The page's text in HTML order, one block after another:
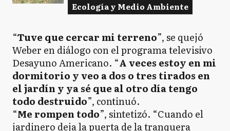
Ecología y Medio Ambiente
“Tuve que cercar mi terreno”, se quejó
Weber en diálogo con el programa televisivo
Desayuno Americano. “A veces estoy en mi
dormitorio y veo a dos o tres tirados en
el jardín y ya sé que al otro día tengo
todo destruido”, continuó.
“Me rompen todo”, sintetizó. “Cuando el
jardinero deja la puerta de la tranquera